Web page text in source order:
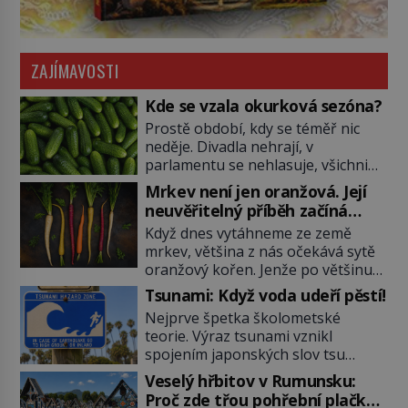
ZAJÍMAVOSTI
Kde se vzala okurková sezóna?
Prostě období, kdy se téměř nic
neděje. Divadla nehrají, v
parlamentu se nehlasuje, všichni
jsou na dovolené a média tak
nemají o čem mluvit a psát. A
vymýšlejí si proto témata, které
nikoho nezajímají. Proč je však ona
letní doba spojovaná zrovna s
okurkami? Okurkovou sezónu
známe už od poloviny 19. století,
ovšem jako Češi […]
Mrkev není jen oranžová. Její
neuvěřitelný příběh začíná
fialovou barvou
Když dnes vytáhneme ze země
mrkev, většina z nás očekává sytě
oranžový kořen. Jenže po většinu
své historie je mrkev všechno
možné, jen ne oranžová. Je fialová,
žlutá, bílá, někdy dokonce téměř
černá. Až díky stovkám let
pečlivého šlechtění se z ní stává
zelenina, bez které si českou
zahradu ani nedokážeme
Tsunami: Když voda udeří pěstí!
Nejprve špetka školometské
teorie. Výraz tsunami vznikl
spojením japonských slov tsu
(přístav) a nami (vlna). Jedná se o
dlouhou vlnu, která je na volném
Veselý hřbitov v Rumunsku:
Proč zde třou pohřební plačky